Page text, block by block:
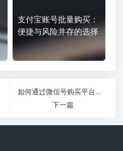
支付宝账号批量购买：
便捷与风险并存的选择
如何通过微信号购买平台实现快速高效的微信号交易？
下一篇